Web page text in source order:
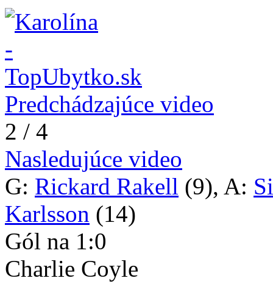
Predchádzajúce video
2 / 4
Nasledujúce video
G: Rickard Rakell (9), A:
Karlsson (14)
Gól na 1:0
Charlie Coyle